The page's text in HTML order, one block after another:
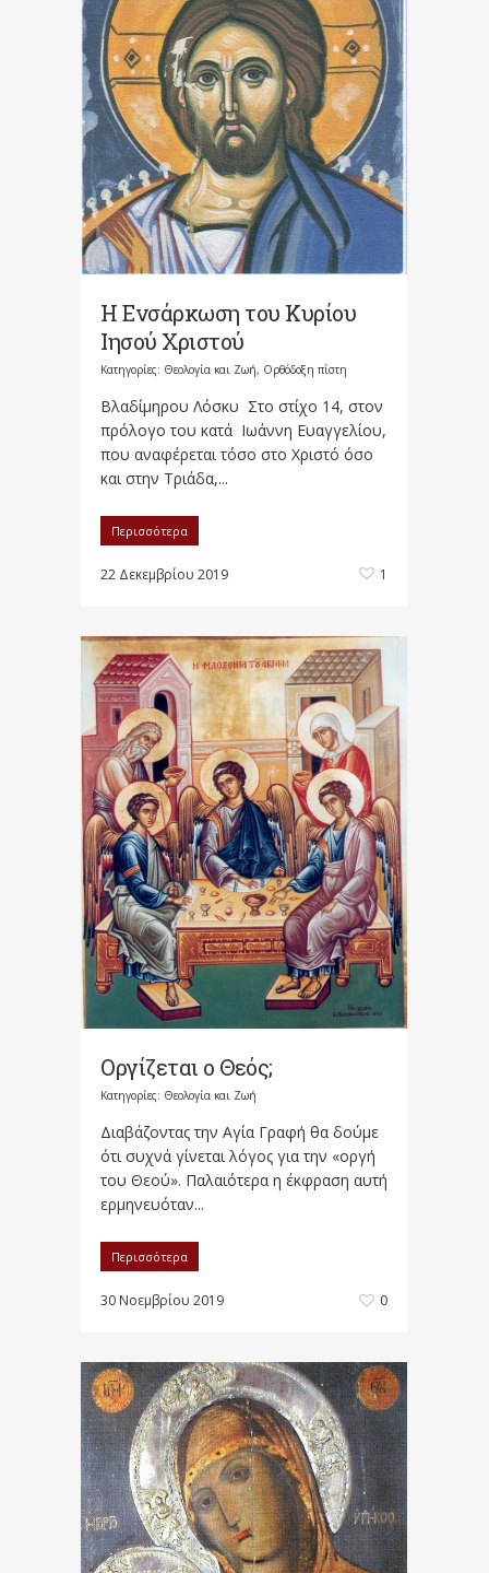
Η Ενσάρκωση του Κυρίου
Ιησού Χριστού
Κατηγορίες: Θεολογία και Ζωή, Ορθόδοξη πίστη
Βλαδίμηρου Λόσκυ Στο στίχο 14, στον
πρόλογο του κατά Ιωάννη Ευαγγελίου,
που αναφέρεται τόσο στο Χριστό όσο
και στην Τριάδα,...
Περισσότερα
22 Δεκεμβρίου 2019 1
Οργίζεται ο Θεός;
Κατηγορίες: Θεολογία και Ζωή
Διαβάζοντας την Αγία Γραφή θα δούμε
ότι συχνά γίνεται λόγος για την «οργή
του Θεού». Παλαιότερα η έκφραση αυτή
ερμηνευόταν...
Περισσότερα
30 Νοεμβρίου 2019 0